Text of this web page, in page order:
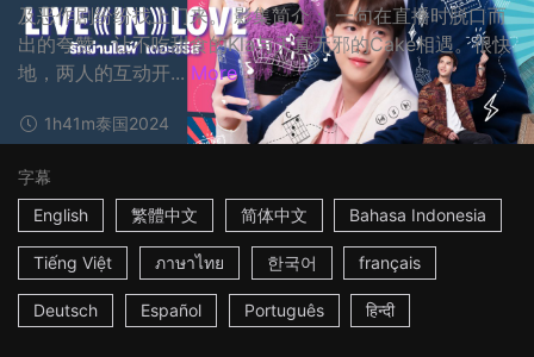
及恶作剧纷纷找上门来。 影集简介： 一句在直播时脱口而
出的夸赞，让不吃甜食的Kla与天真无邪的Cake相遇。很快
地，两人的互动开... More
1h41m泰国2024
字幕
English
繁體中文 简体中文 Bahasa Indonesia
Tiếng Việt ภาษาไทย 한국어 français
Deutsch Español Português हिन्दी